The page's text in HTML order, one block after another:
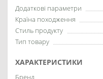
Додаткові параметри
Країна походження
Стиль продукту
Тип товару
ХАРАКТЕРИСТИКИ
Бренд